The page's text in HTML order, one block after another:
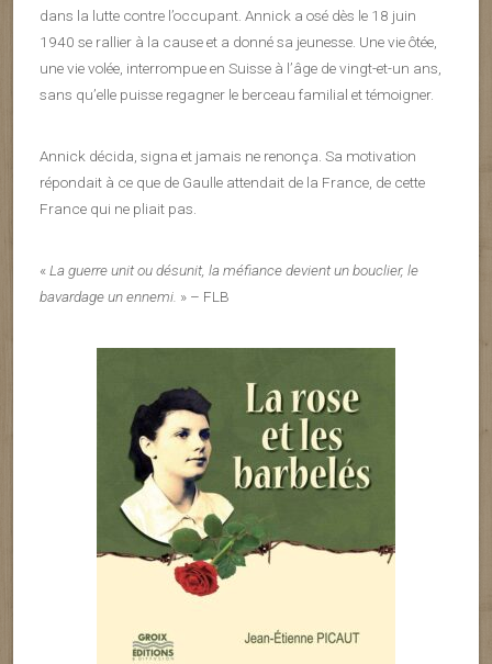
dans la lutte contre l’occupant. Annick a osé dès le 18 juin
1940 se rallier à la cause et a donné sa jeunesse. Une vie ôtée,
une vie volée, interrompue en Suisse à l’âge de vingt-et-un ans,
sans qu’elle puisse regagner le berceau familial et témoigner.
Annick décida, signa et jamais ne renonça. Sa motivation
répondait à ce que de Gaulle attendait de la France, de cette
France qui ne pliait pas.
«La guerre unit ou désunit, la méfiance devient un bouclier, le
bavardage un ennemi. » – FLB